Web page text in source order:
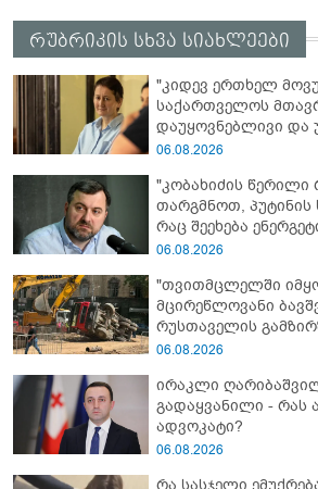
რუბრიკის სხვა სიახლეები
"კიდევ ერთხელ
საქართველოს
დაუყოვნებლივი და
06.08.2026
"კობახიძის წერილი რუსულად რომ
თარგმნოთ, პუტინის
რაც შეეხება
პრობლემას,
არამედ აღვადგინო
გია ჯაფარიძე
06.08.2026
"თვითმცლელში
მცირეწლოვანი
რუსთაველის
გადაბრუნება:
06.08.2026
ირაკლი
გადაყვანილი - რას
ადვოკატი?
06.08.2026
რა სასჯელი